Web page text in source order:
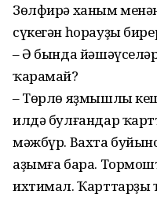
Зөлфирә ханым
сүкегән һорауҙы
– Ә бында
ҡарамай?
– Төрлө яҙмышлы
илдә булғандар
мәжбүр. Вахта
аҙымға бара.
ихтимал. Ҡарттарҙы